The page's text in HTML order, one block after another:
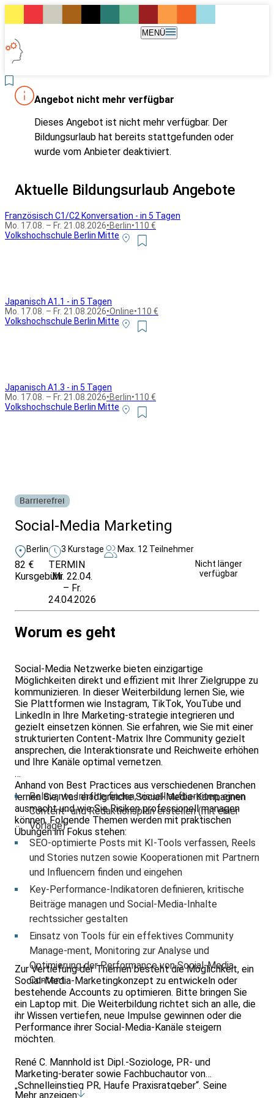
MENÜ
Angebot nicht mehr verfügbar
Dieses Angebot ist nicht mehr verfügbar. Der
Bildungsurlaub hat bereits stattgefunden oder
wurde vom Anbieter deaktiviert.
Aktuelle Bildungsurlaub Angebote
Französisch C1/C2 Konversation - in 5 Tagen
Mo. 17.08. – Fr. 21.08.2026•Berlin•110 €
Volkshochschule Berlin Mitte
Japanisch A1.1 - in 5 Tagen
Mo. 17.08. – Fr. 21.08.2026•Online•110 €
Volkshochschule Berlin Mitte
Japanisch A1.3 - in 5 Tagen
Mo. 17.08. – Fr. 21.08.2026•Berlin•110 €
Volkshochschule Berlin Mitte
Barrierefrei
Social-Media Marketing
Berlin 3 Kurstage Max. 12 Teilnehmer
82 €
Kursgebühr
TERMIN
Mi. 22.04.
– Fr.
24.04.2026
Nicht länger
verfügbar
Worum es geht
Social-Media Netzwerke bieten einzigartige
Möglichkeiten direkt und effizient mit Ihrer Zielgruppe zu
kommunizieren. In dieser Weiterbildung lernen Sie, wie
Sie Plattformen wie Instagram, TikTok, YouTube und
LinkedIn in Ihre Marketing-strategie integrieren und
gezielt einsetzen können. Sie erfahren, wie Sie mit einer
strukturierten Content-Matrix Ihre Community gezielt
ansprechen, die Interaktionsrate und Reichweite erhöhen
und Ihre Kanäle optimal vernetzen.
Anhand von Best Practices aus verschiedenen Branchen
lernen Sie, was erfolgreiche Social-Media-Kampagnen
ausmacht und wie Sie Risiken professionell managen
können. Folgende Themen werden mit praktischen
Übungen im Fokus stehen:
Relevante Inhalte finden, visuell aufbereiten, einen
Content- und Redaktionsplan erstellen (mit einer
Vorlage)
SEO-optimierte Posts mit KI-Tools verfassen, Reels
und Stories nutzen sowie Kooperationen mit Partnern
und Influencern finden und eingehen
Key-Performance-Indikatoren definieren, kritische
Beiträge managen und Social-Media-Inhalte
rechtssicher gestalten
Einsatz von Tools für ein effektives Community
Manage-ment, Monitoring zur Analyse und
Optimierung der Performance von Social-Media
Content
Zur Vertiefung der Themen besteht die Möglichkeit, ein
Social-Media-Marketingkonzept zu entwickeln oder
bestehende Accounts zu optimieren. Bitte bringen Sie
ein Laptop mit. Die Weiterbildung richtet sich an alle, die
ihr Wissen vertiefen, neue Impulse gewinnen oder die
Performance ihrer Social-Media-Kanäle steigern
möchten.
René C. Mannhold ist Dipl.-Soziologe, PR- und
Marketing-berater sowie Fachbuchautor von
„Schnelleinstieg PR, Haufe Praxisratgeber“. Seine
Mehr anzeigen